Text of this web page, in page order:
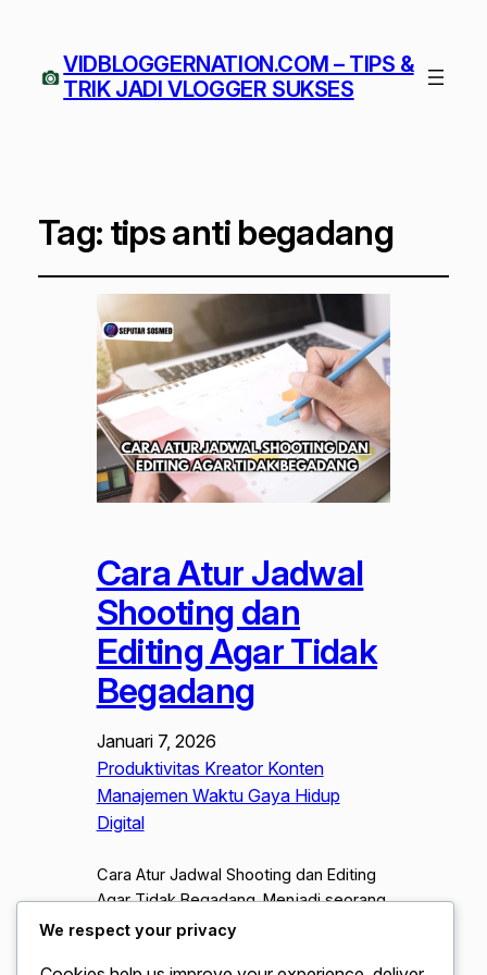
VIDBLOGGERNATION.COM – TIPS &
TRIK JADI VLOGGER SUKSES
Tag: tips anti begadang
Cara Atur Jadwal
Shooting dan
Editing Agar Tidak
Begadang
Januari 7, 2026
Produktivitas Kreator Konten
Manajemen Waktu Gaya Hidup
Digital
Cara Atur Jadwal Shooting dan Editing
Agar Tidak Begadang. Menjadi seorang
konten kreator di era digital tahun 2026
We respect your privacy